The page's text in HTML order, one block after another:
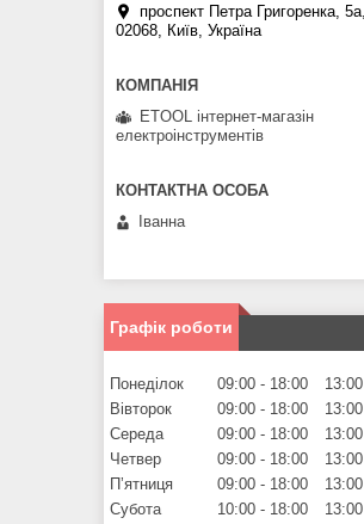
проспект Петра Григоренка, 5а,
02068, Київ, Україна
ETOOL інтернет-магазін
електроінструментів
Іванна
Графік роботи
Понеділок 09:00 18:00 13:00
Вівторок
09:00 18:00 13:00
Середа
09:00 18:00 13:00
Четвер
09:00 18:00 13:00
Пʼятниця
09:00 18:00 13:00
Субота
10:00 18:00 13:00